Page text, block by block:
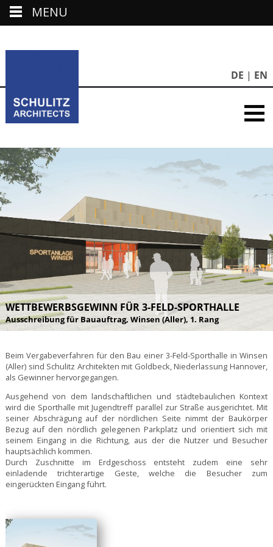
DE EN
WETTBEWERBSGEWINN FÜR 3-FELD-SPORTHALLE
Ausschreibung für Bauauftrag, Winsen (Aller), 1. Rang
Beim Vergabeverfahren für den Bau einer 3-Feld-Sporthalle in Winsen
(Aller) sind Schulitz Architekten mit Goldbeck, Niederlassung Hannover,
als Gewinner hervorgegangen.
Ausgehend von dem landschaftlichen und städtebaulichen Kontext
wird die Sporthalle mit Jugendtreff parallel zur Straße ausgerichtet. Mit
seiner Abschrägung auf der nördlichen Seite nimmt der Baukörper
Bezug auf den nördlich gelegenen Parkplatz und orientiert sich mit
seinem Eingang in die Richtung, aus der die Nutzer und Besucher
hauptsächlich kommen.
Durch Zuschnitte im Erdgeschoss entsteht zudem eine sehr
einladende trichterartige Geste, welche die Besucher zum
eingerückten Eingang führt.
MENU